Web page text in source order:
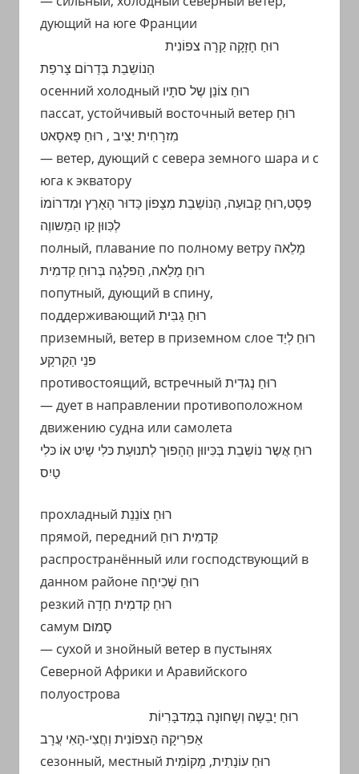
дующий на юге Франции
הַנוֹשֵבֵת בְּדַרוֹם צָרפַת
осенний холодный רוּחַ צוֹנֵן שֶל סתָיו
пассат, устойчивый восточный ветер רוּחַ
מִזרָחִית יַצִיב , רוּחַ פָּאסָאט
— ветер, дующий с севера земного шара и с
юга к экватору
פַּסָט,רוּחַ קָבוּעַה, הַנוֹשֵבֵת מִצָפוֹן כַּדוּר הָאָרֶץ וּמִדרוֹמוֹ
לְכִּווּן קַו הַמַשווֶה
полный, плавание по полному ветру מָלֵאה
רוּחַ מָלֵאה, הַפלָגָה בְּרוּחַ קִדמִית
попутный, дующий в спину,
поддерживающий רוּחַ גַבִּית
приземный, ветер в приземном слое רוּחַ לְיַד
פּנֵי הַקַרקַע
противостоящий, встречный רוּחַ נֶגדִית
— дует в направлении противоположном
движению судна или самолета
רוּחַ אֲשֶר נוֹשֵבֵת בְּכִּיווּן הַהָפוּך לְתנוּעַת כּלִי שַיִט אוֹ כּלִי
טַיִס
прохладный רוּחַ צוֹנֵנֵת
прямой, передний קִדמִית רוּחַ
распространённый или господствующий в
данном районе רוּחַ שְׁכִיחָה
резкий רוּחַ קִדמִית חַדָה
самум סָמוּם
— сухой и знойный ветер в пустынях
Северной Африки и Аравийского
полуострова
אַפרִיקָה הַצפוֹנִית וְחֲצִי-הָאִי עֲרָב
сезонный, местный רוּחַ עוֹנַתִית, מְקוֹמִית